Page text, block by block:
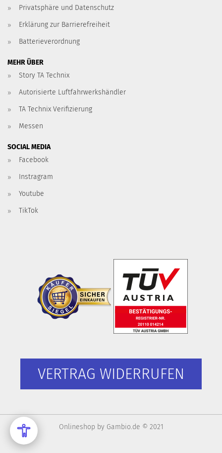
Privatsphäre und Datenschutz
Erklärung zur Barrierefreiheit
Batterieverordnung
MEHR ÜBER
Story TA Technix
Autorisierte Luftfahrwerkshändler
TA Technix Verifizierung
Messen
SOCIAL MEDIA
Facebook
Instragram
Youtube
TikTok
VERTRAG WIDERRUFEN
Onlineshop by Gambio.de © 2021